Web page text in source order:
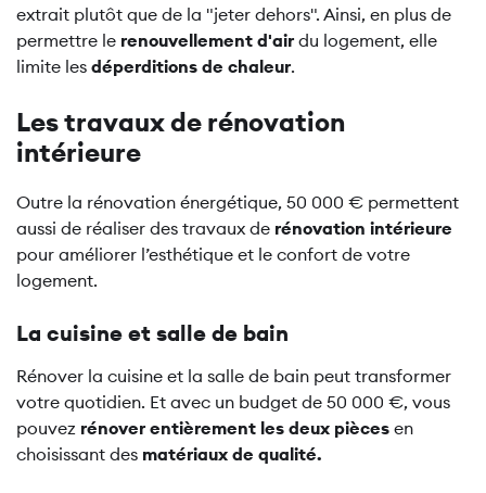
extrait plutôt que de la "jeter dehors". Ainsi, en plus de
permettre le renouvellement d'air du logement, elle
limite les déperditions de chaleur.
Les travaux de rénovation
intérieure
Outre la rénovation énergétique, 50 000 € permettent
aussi de réaliser des travaux de rénovation intérieure
pour améliorer l’esthétique et le confort de votre
logement.
La cuisine et salle de bain
Rénover la cuisine et la salle de bain peut transformer
votre quotidien. Et avec un budget de 50 000 €, vous
pouvez rénover entièrement les deux pièces en
choisissant des matériaux de qualité.